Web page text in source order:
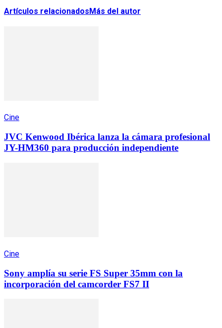
Artículos relacionadosMás del autor
Cine
JVC Kenwood Ibérica lanza la cámara profesional
JY-HM360 para producción independiente
Cine
Sony amplía su serie FS Super 35mm con la
incorporación del camcorder FS7 II